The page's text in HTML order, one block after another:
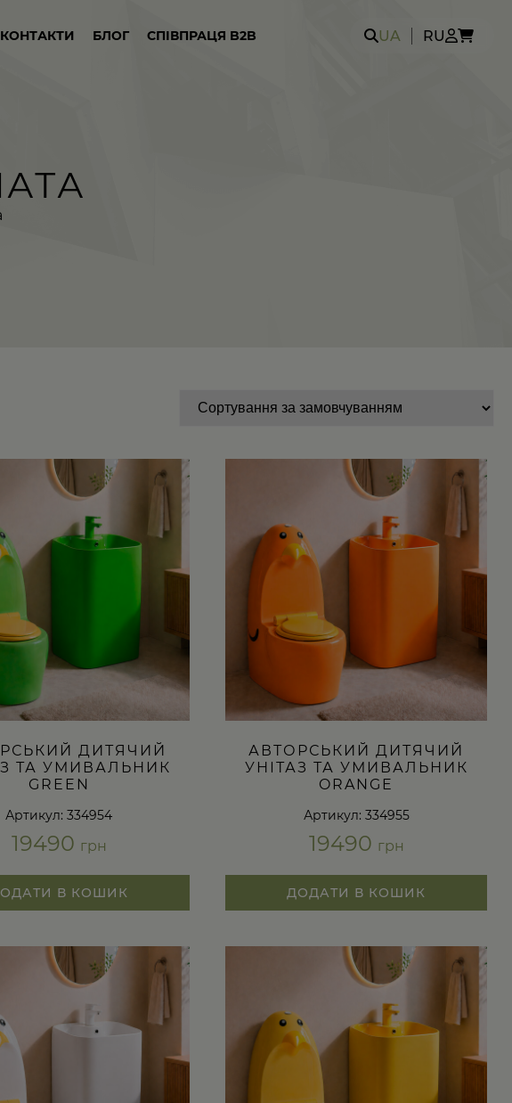
КОНТАКТИ БЛОГ СПІВПРАЦЯ B2B UA RU
ДИТЯЧИЙ
ТА УМИВАЛЬНИК
GREEN
Артикул: 334954
19490 грн
В КОШИК
АВТОРСЬКИЙ ДИТЯЧИЙ
УНІТАЗ ТА УМИВАЛЬНИК
ORANGE
Артикул: 334955
19490 грн
ДОДАТИ В КОШИК